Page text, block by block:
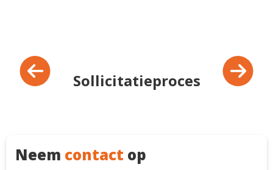
Sollicitatieproces
van DisGover en hoe jij in je professionele
ontwikkeling wilt investeren.
Neem contact op